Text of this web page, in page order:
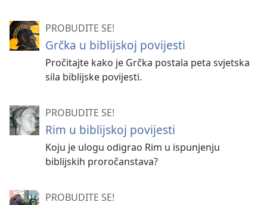
PROBUDITE SE!
Grčka u biblijskoj povijesti
Pročitajte kako je Grčka postala peta svjetska
sila biblijske povijesti.
PROBUDITE SE!
Rim u biblijskoj povijesti
Koju je ulogu odigrao Rim u ispunjenju
biblijskih proročanstava?
PROBUDITE SE!